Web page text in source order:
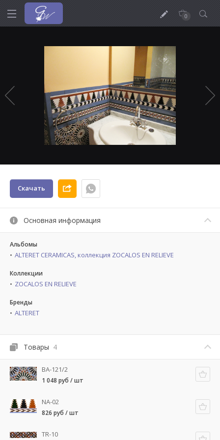
0
Скачать
Основная информация
Альбомы
ALTERET CERAMICAS, коллекция ZOCALOS EN RELIEVE
Коллекции
ZOCALOS EN RELIEVE
Бренды
ALTERET
Товары 4
BA-121/2
1 048 руб / шт
NA-02
826 руб / шт
TR-10